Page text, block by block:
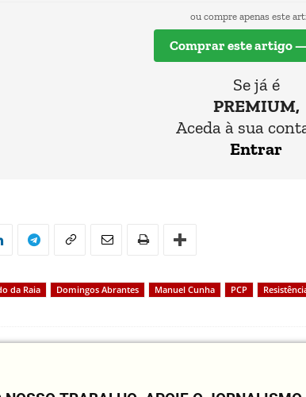
ou compre apenas este
Comprar este artigo
Se já é
PREMIUM,
Aceda à sua
Entrar
da Raia Domingos Abrantes Manuel Cunha PCP